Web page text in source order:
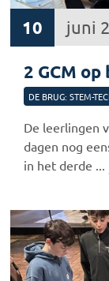
10 juni
2 GCM
DE BRUG: STEM-
De leerlingen
dagen nog
in het derde ...